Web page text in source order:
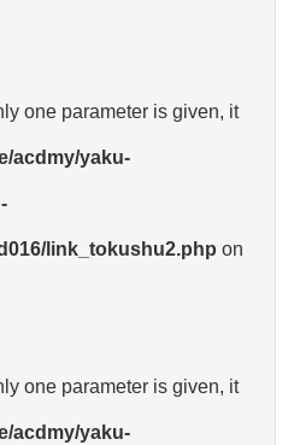
one parameter is given, it
acdmy/yaku-
link_tokushu2.php on
one parameter is given, it
acdmy/yaku-